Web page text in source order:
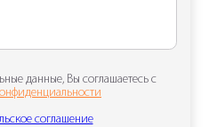
данные, Вы соглашаетесь с
соглашение